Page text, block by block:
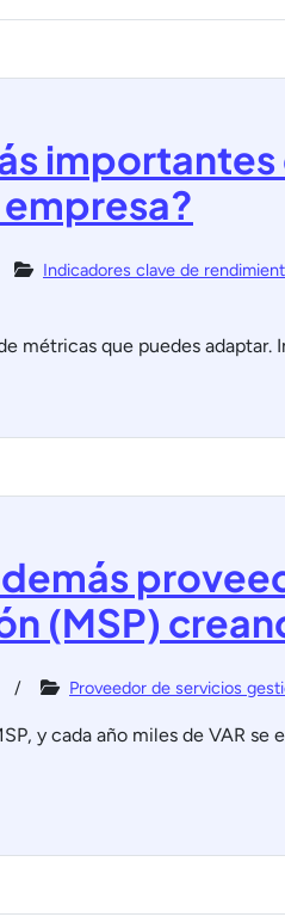
importantes
Indicadores clave de
métricas que puedes adaptar.
(MSP)
Proveedor de servicios
y cada año miles de VAR se